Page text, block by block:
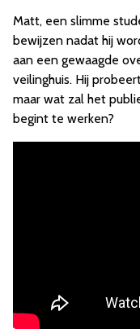
Matt, een slimme
bewijzen nadat hij
aan een gewaagde
veilinghuis. Hij
maar wat zal het
begint te werken?